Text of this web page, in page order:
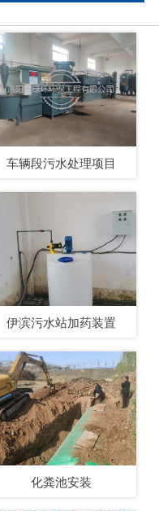
车辆段污水处理项目
伊滨污水站加药装置
化粪池安装